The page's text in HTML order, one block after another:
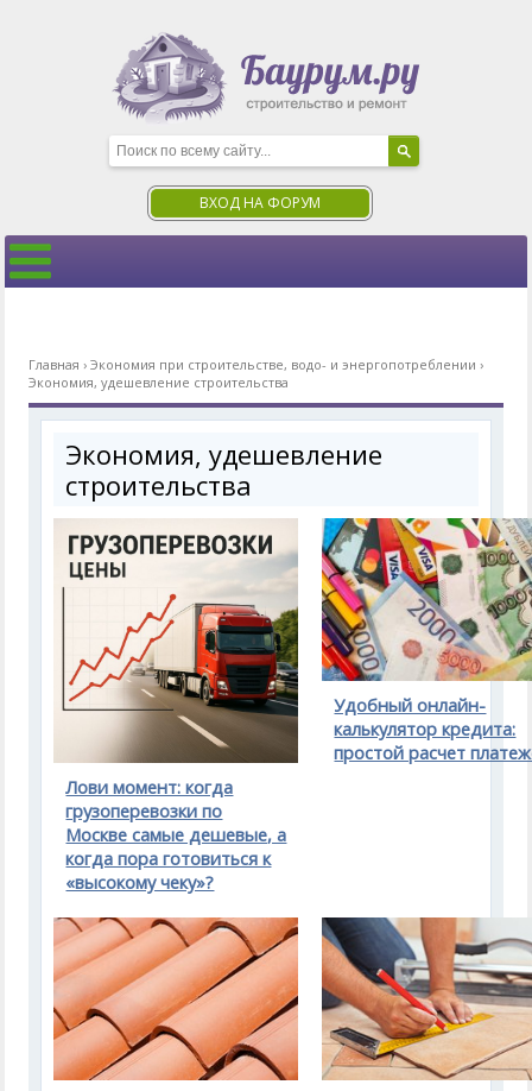
ВХОД НА ФОРУМ
Главная ›Экономия при строительстве, водо- и энергопотреблении ›
Экономия, удешевление строительства
Экономия, удешевление
строительства
Лови момент: когда
грузоперевозки по
Москве самые дешевые, а
когда пора готовиться к
«высокому чеку»?
Удобный онлайн-
калькулятор кредита:
простой расчет